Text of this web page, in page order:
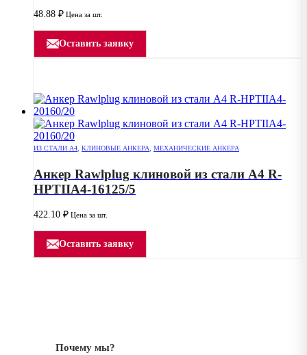
48.88 ₽ Цена за шт.
Оставить заявку
ИЗ СТАЛИ А4, КЛИНОВЫЕ АНКЕРА, МЕХАНИЧЕСКИЕ АНКЕРА
Анкер Rawlplug клиновой из стали А4 R-
HPTIIA4-16125/5
422.10 ₽ Цена за шт.
Оставить заявку
Почему мы?